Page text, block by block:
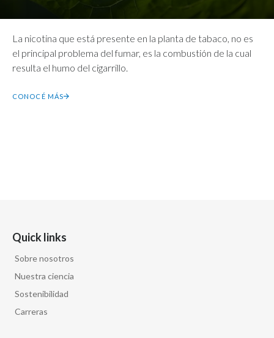
La nicotina que está presente en la planta de tabaco, no es
el principal problema del fumar, es la combustión de la cual
resulta el humo del cigarrillo.
CONOCÉ MÁS
Quick links
Sobre nosotros
Nuestra ciencia
Sostenibilidad
Carreras